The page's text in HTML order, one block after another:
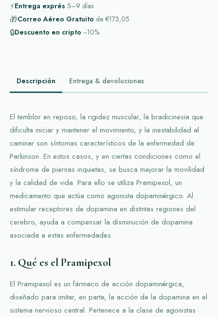
⚡Entrega exprés 5–9 días
🎁Correo Aéreo Gratuito de €173,05
🔒Descuento en cripto −10%
Descripción Entrega & devoluciones
El temblor en reposo, la rigidez muscular, la bradicinesia que
dificulta iniciar y mantener el movimiento, y la inestabilidad al
caminar son síntomas característicos de la enfermedad de
Parkinson. En estos casos, y en ciertas condiciones como el
síndrome de piernas inquietas, se busca mejorar la movilidad
y la calidad de vida. Para ello se utiliza Pramipexol, un
medicamento que actúa como agonista dopaminérgico. Al
estimular receptores de dopamina en distintas regiones del
cerebro, ayuda a compensar la disminución de dopamina
asociada a estas enfermedades.
1. Qué es el Pramipexol
El Pramipexol es un fármaco de acción dopaminérgica,
diseñado para imitar, en parte, la acción de la dopamina en el
sistema nervioso central. Pertenece a la clase de agonistas